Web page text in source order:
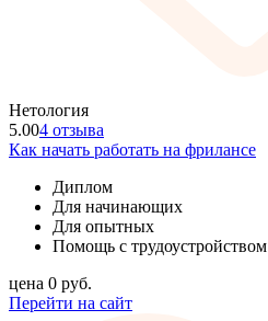
Нетология
5.004 отзыва
Как начать работать на фрилансе
Диплом
Для начинающих
Для опытных
Помощь с трудоустройством
цена 0 руб.
Перейти на сайт